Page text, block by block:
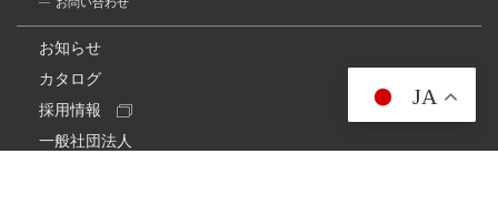
お知らせ
カタログ
採用情報
一般社団法人
JA